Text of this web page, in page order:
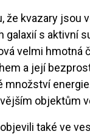
že kvazary jsou
galaxií s aktivní
velmi hmotná
a její
množství
objektům
také ve